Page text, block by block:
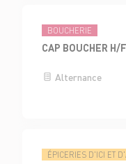
BOUCHERIE
CAP BOUCHER H/
Alternance
ÉPICERIES D'ICI ET